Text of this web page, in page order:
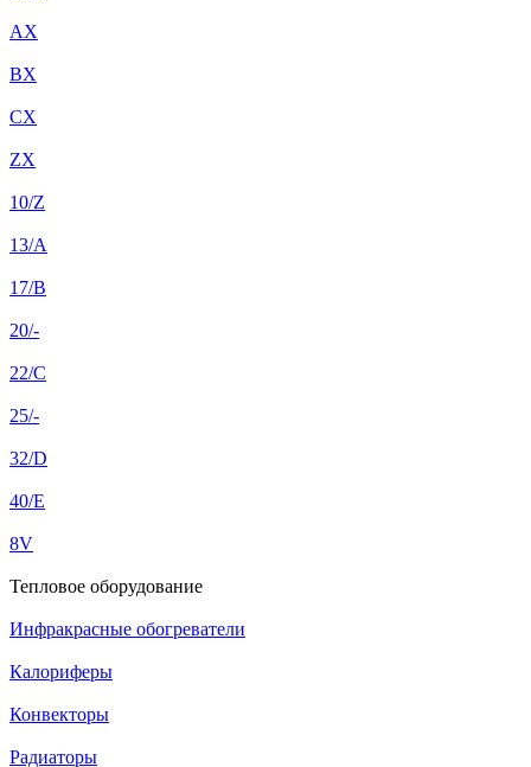
AX
BX
CX
ZX
10/Z
13/A
17/B
20/-
22/C
25/-
32/D
40/E
8V
Тепловое оборудование
Инфракрасные обогреватели
Калориферы
Конвекторы
Радиаторы